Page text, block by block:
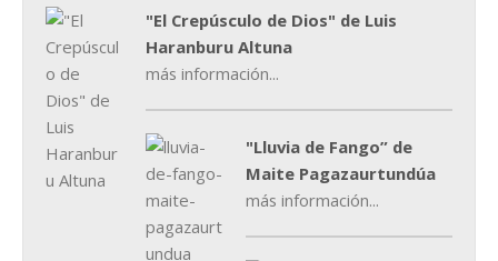
"El Crepúsculo de Dios" de Luis
Haranburu Altuna
más información...
"Lluvia de Fango” de
Maite Pagazaurtundúa
más información...